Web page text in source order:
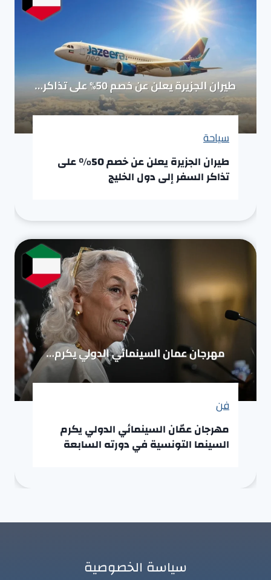
سياحة
طيران الجزيرة يعلن عن خصم 50% على
تذاكر السفر إلى دول الخليج
فن
مهرجان عمّان السينمائي الدولي يكرم
السينما التونسية في دورته السابعة
سياسة الخصوصية